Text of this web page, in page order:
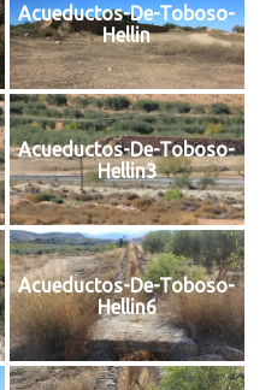
Acueductos-De-Toboso-
Hellin
Acueductos-De-Toboso-
Hellin3
Acueductos-De-Toboso-
Hellin6